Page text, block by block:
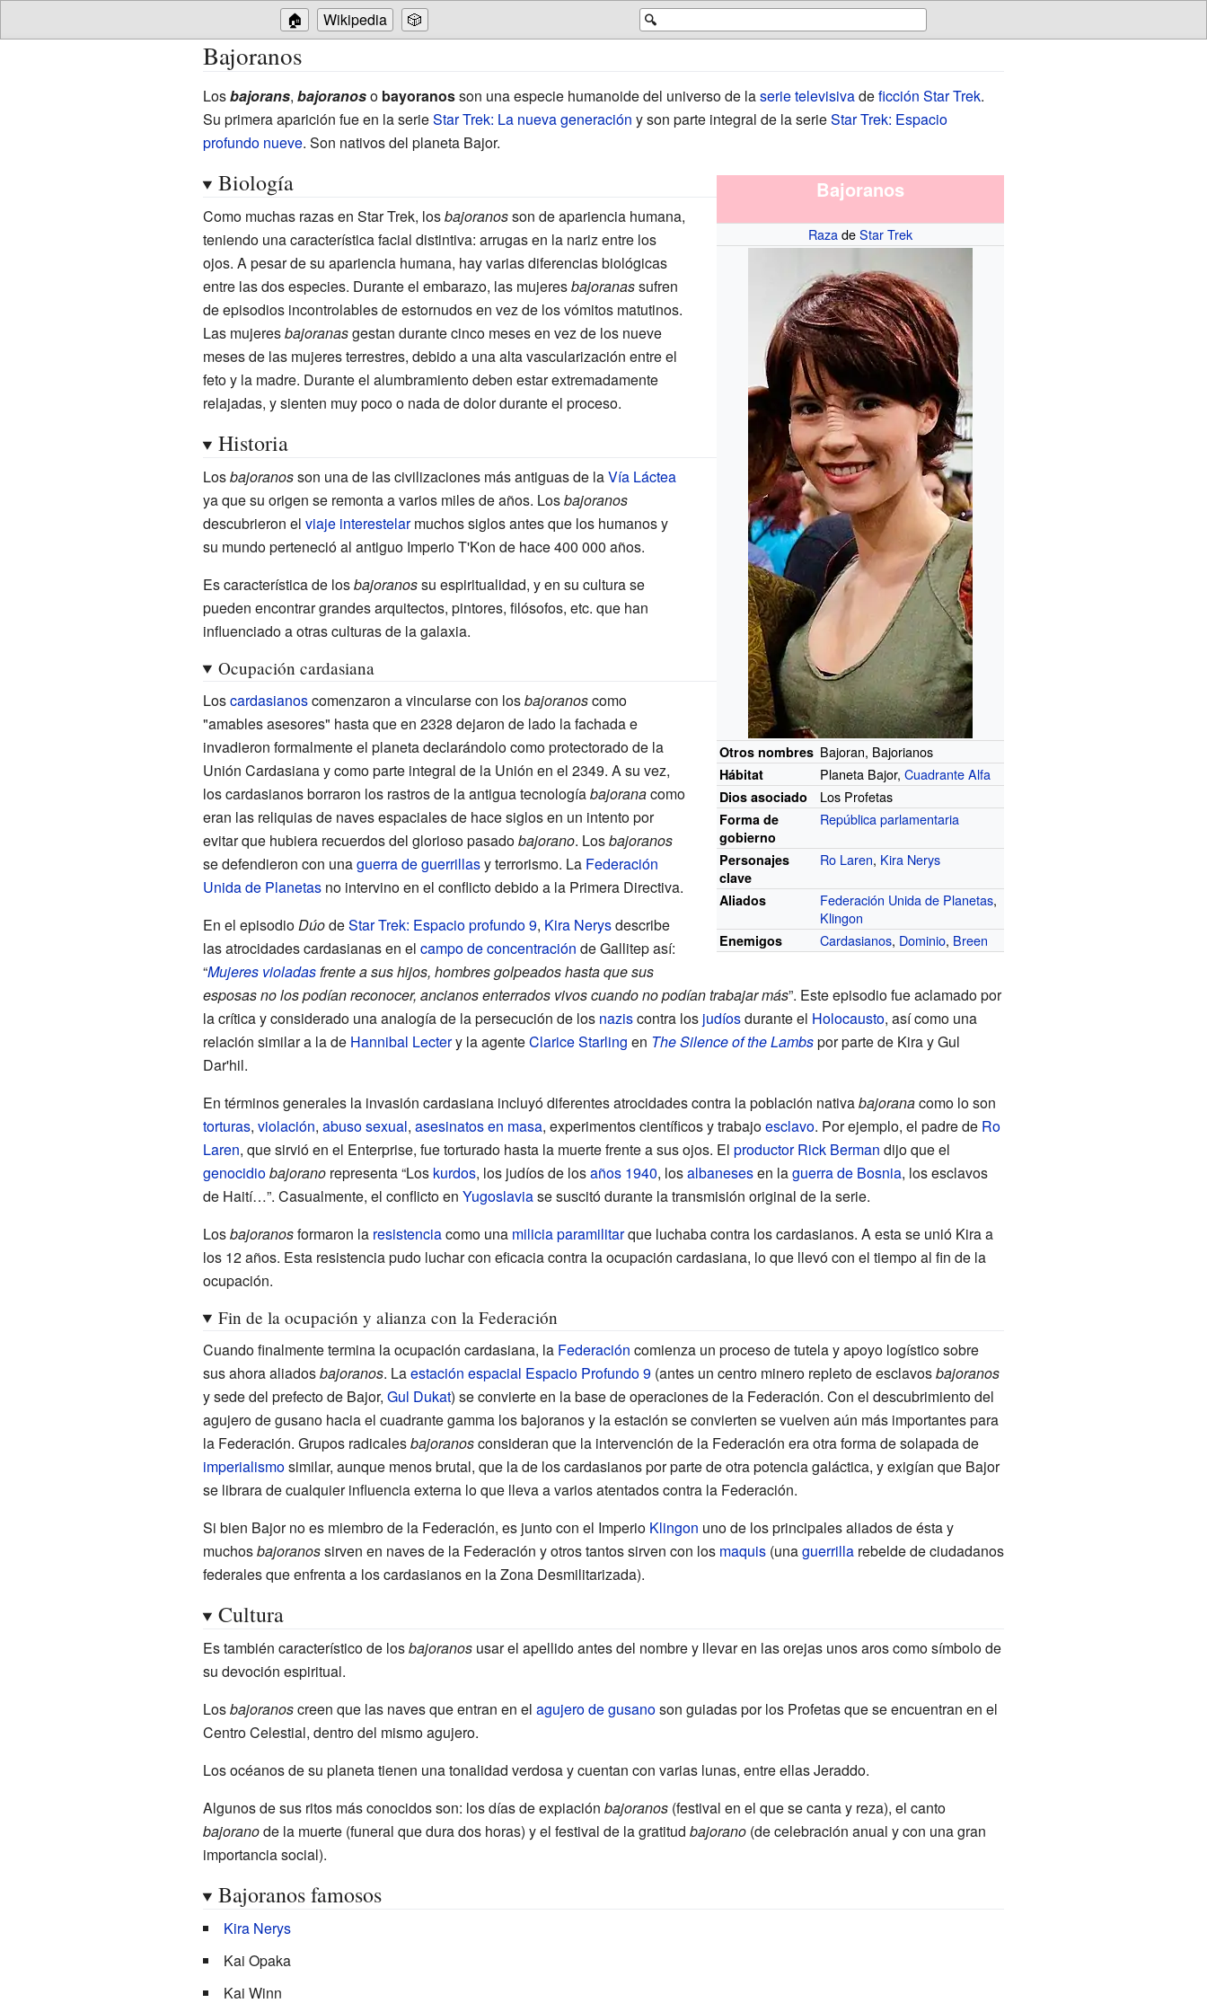
🔍
🏠 Wikipedia 🎲
Bajoranos
Losbajorans, bajoranoso bayoranosson una especie humanoide del universo de laserie televisivadeficción Star Trek.
Su primera aparición fue en la serieStar Trek: La nueva generación y son parte integral de la serieStar Trek: Espacio
profundo nueve. Son nativos del planeta Bajor.
Bajoranos
RazadeStar Trek
Otros nombres Bajoran, Bajorianos
Hábitat Planeta Bajor,Cuadrante Alfa
Dios asociado Los Profetas
Forma de
gobierno
República parlamentaria
Personajes
clave
Ro Laren, Kira Nerys
Aliados Federación Unida de Planetas,
Klingon
Enemigos Cardasianos, Dominio, Breen
Biología
Como muchas razas en Star Trek, losbajoranosson de apariencia humana,
teniendo una característica facial distintiva: arrugas en la nariz entre los
ojos. A pesar de su apariencia humana, hay varias diferencias biológicas
entre las dos especies. Durante el embarazo, las mujeresbajoranassufren
de episodios incontrolables de estornudos en vez de los vómitos matutinos.
Las mujeresbajoranasgestan durante cinco meses en vez de los nueve
meses de las mujeres terrestres, debido a una alta vascularización entre el
feto y la madre. Durante el alumbramiento deben estar extremadamente
relajadas, y sienten muy poco o nada de dolor durante el proceso.
Historia
Losbajoranosson una de las civilizaciones más antiguas de laVía Láctea
ya que su origen se remonta a varios miles de años. Losbajoranos
descubrieron el viaje interestelarmuchos siglos antes que los humanos y
su mundo perteneció al antiguo Imperio T'Kon de hace 400 000 años.
Es característica de losbajoranossu espiritualidad, y en su cultura se
pueden encontrar grandes arquitectos, pintores, filósofos, etc. que han
influenciado a otras culturas de la galaxia.
Ocupación cardasiana
Loscardasianoscomenzaron a vincularse con losbajoranoscomo
"amables asesores" hasta que en 2328 dejaron de lado la fachada e
invadieron formalmente el planeta declarándolo como protectorado de la
Unión Cardasiana y como parte integral de la Unión en el 2349. A su vez,
los cardasianos borraron los rastros de la antigua tecnologíabajoranacomo
eran las reliquias de naves espaciales de hace siglos en un intento por
evitar que hubiera recuerdos del glorioso pasadobajorano. Losbajoranos
se defendieron con unaguerra de guerrillasy terrorismo. La Federación
Unida de Planetasno intervino en el conflicto debido a la Primera Directiva.
En el episodio DúodeStar Trek: Espacio profundo 9, Kira Nerysdescribe
las atrocidades cardasianas en el campo de concentración de Gallitep así:
“Mujeres violadasfrente a sus hijos, hombres golpeados hasta que sus
esposas no los podían reconocer, ancianos enterrados vivos cuando no podían trabajar más”. Este episodio fue aclamado por
la crítica y considerado una analogía de la persecución de los naziscontra los judíosdurante el Holocausto, así como una
relación similar a la de Hannibal Lectery la agenteClarice Starling en The Silence of the Lambspor parte de Kira y Gul
Dar'hil.
En términos generales la invasión cardasiana incluyó diferentes atrocidades contra la población nativabajoranacomo lo son
torturas, violación, abuso sexual, asesinatos en masa, experimentos científicos y trabajoesclavo. Por ejemplo, el padre de Ro
Laren, que sirvió en el Enterprise, fue torturado hasta la muerte frente a sus ojos. El productor Rick Berman dijo que el
genocidiobajoranorepresenta “Los kurdos, los judíos de losaños 1940, losalbanesesen laguerra de Bosnia, los esclavos
de Haití…”. Casualmente, el conflicto en Yugoslaviase suscitó durante la transmisión original de la serie.
Losbajoranosformaron la resistenciacomo una miliciaparamilitarque luchaba contra los cardasianos. A esta se unió Kira a
los 12 años. Esta resistencia pudo luchar con eficacia contra la ocupación cardasiana, lo que llevó con el tiempo al fin de la
ocupación.
Fin de la ocupación y alianza con la Federación
Cuando finalmente termina la ocupación cardasiana, la Federación comienza un proceso de tutela y apoyo logístico sobre
sus ahora aliadosbajoranos. Laestación espacial Espacio Profundo 9(antes un centro minero repleto de esclavosbajoranos
y sede del prefecto de Bajor, Gul Dukat) se convierte en la base de operaciones de la Federación. Con el descubrimiento del
agujero de gusano hacia el cuadrante gamma los bajoranos y la estación se convierten se vuelven aún más importantes para
la Federación. Grupos radicalesbajoranosconsideran que la intervención de la Federación era otra forma de solapada de
imperialismosimilar, aunque menos brutal, que la de los cardasianos por parte de otra potencia galáctica, y exigían que Bajor
se librara de cualquier influencia externa lo que lleva a varios atentados contra la Federación.
Si bien Bajor no es miembro de la Federación, es junto con el Imperio Klingon uno de los principales aliados de ésta y
muchosbajoranossirven en naves de la Federación y otros tantos sirven con los maquis(unaguerrillarebelde de ciudadanos
federales que enfrenta a los cardasianos en la Zona Desmilitarizada).
Cultura
Es también característico de losbajoranosusar el apellido antes del nombre y llevar en las orejas unos aros como símbolo de
su devoción espiritual.
Losbajoranoscreen que las naves que entran en el agujero de gusanoson guiadas por los Profetas que se encuentran en el
Centro Celestial, dentro del mismo agujero.
Los océanos de su planeta tienen una tonalidad verdosa y cuentan con varias lunas, entre ellas Jeraddo.
Algunos de sus ritos más conocidos son: los días de expiación bajoranos(festival en el que se canta y reza), el canto
bajoranode la muerte (funeral que dura dos horas) y el festival de la gratitud bajorano(de celebración anual y con una gran
importancia social).
Bajoranos famosos
Kira Nerys
Kai Opaka
Kai Winn